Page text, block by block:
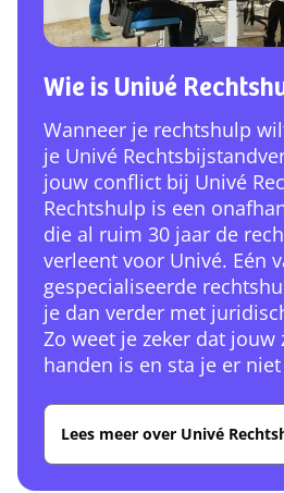
Wie is Univé
Wanneer je rechtshulp
je Univé
jouw conflict bij Univé
Rechtshulp is een
die al ruim 30 jaar de
verleent voor Univé. Eén
gespecialiseerde
je dan verder met
Zo weet je zeker dat jouw
handen is en sta je er
Lees meer over Univé